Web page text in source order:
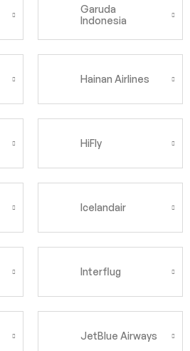
Garuda
Indonesia
Hainan Airlines
HiFly
Icelandair
Interflug
JetBlue Airways